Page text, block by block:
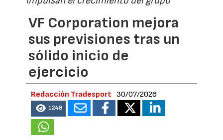
VF Corporation mejora
sus previsiones tras un
sólido inicio de
ejercicio
Redacción Tradesport 30/07/2026
1248